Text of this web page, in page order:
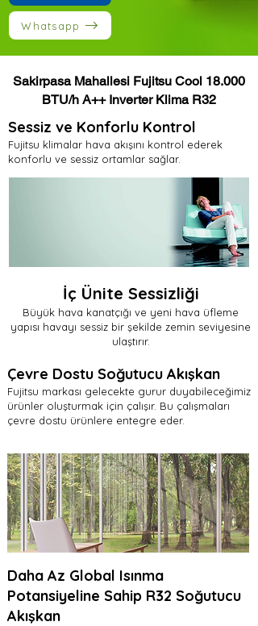
Whatsapp
Sakirpasa Mahallesi Fujitsu Cool 18.000
BTU/h A++ Inverter Klima R32
Sessiz ve Konforlu Kontrol
Fujitsu klimalar hava akışını kontrol ederek
konforlu ve sessiz ortamlar sağlar.
İç Ünite Sessizliği
Büyük hava kanatçığı ve yeni hava üfleme
yapısı havayı sessiz bir şekilde zemin seviyesine
ulaştırır.
Çevre Dostu Soğutucu Akışkan
Fujitsu markası gelecekte gurur duyabileceğimiz
ürünler oluşturmak için çalışır. Bu çalışmaları
çevre dostu ürünlere entegre eder.
Daha Az Global Isınma
Potansiyeline Sahip R32 Soğutucu
Akışkan